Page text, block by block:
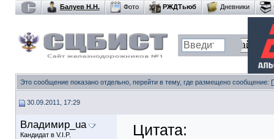
Балуев Н.Н. Фото РЖДТьюб Дневники
Это сообщение показано отдельно, перейти в тему, где размещено сообщение:
30.09.2011, 17:29
Владимир_ua
Кандидат в V.I.P. Цитата: